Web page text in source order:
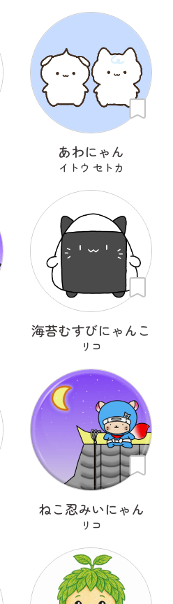
あわにゃん
イトウ セトカ
海苔むすびにゃんこ
リコ
ねこ忍みいにゃん
リコ